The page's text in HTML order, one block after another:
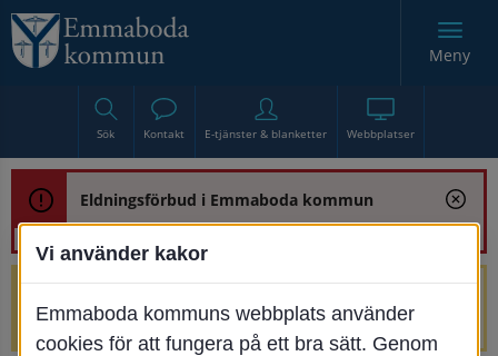
Sök Kontakt E-tjänster & blanketter Webbplatser
Meny
Eldningsförbud i Emmaboda kommun
renoveringen av Bjurbäcksbron
Vi använder kakor
Emmaboda kommuns webbplats använder
cookies för att fungera på ett bra sätt. Genom